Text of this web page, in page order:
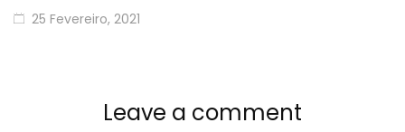
25 Fevereiro, 2021
Leave a comment